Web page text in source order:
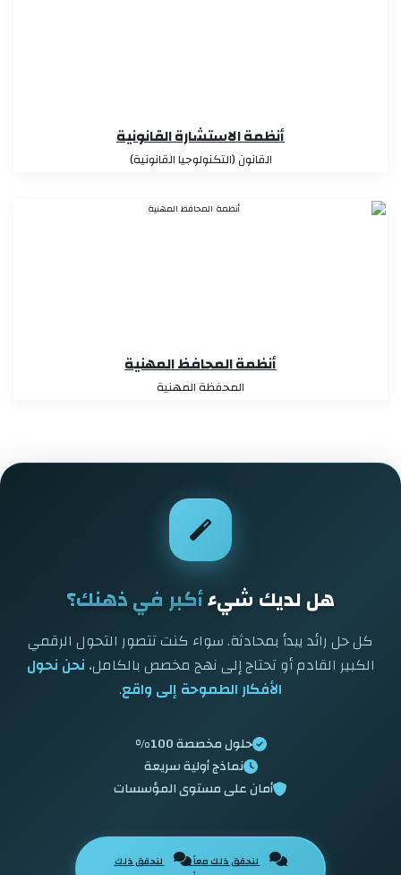
أنظمة الاستشارة القانونية
القانون (التكنولوجيا القانونية)
أنظمة المحافظ المهنية
المحفظة المهنية
هل لديك شيءأكبر في ذهنك؟
كل حل رائد يبدأ بمحادثة. سواء كنت تتصور التحول الرقمي
الكبير القادم أو تحتاج إلى نهج مخصص بالكامل، نحن نحول
الأفكار الطموحة إلى واقع.
حلول مخصصة 100%
نماذج أولية سريعة
أمان على مستوى المؤسسات
لنحقق ذلك معاً
لنحقق ذلك